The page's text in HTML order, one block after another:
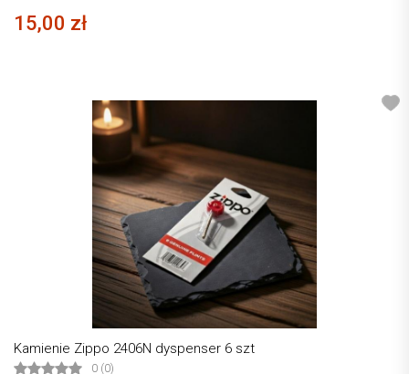
15,00 zł
Kamienie Zippo 2406N dyspenser 6 szt
0 (0)